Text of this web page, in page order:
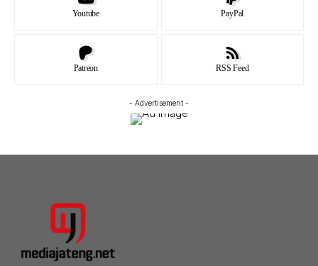
Youtube PayPal
Patreon RSS Feed
- Advertisement -